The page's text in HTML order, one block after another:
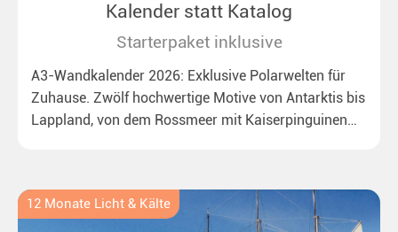
Kalender statt Katalog
Starterpaket inklusive
A3-Wandkalender 2026: Exklusive Polarwelten für
Zuhause. Zwölf hochwertige Motive von Antarktis bis
Lappland, von dem Rossmeer mit Kaiserpinguinen
12 Monate Licht & Kälte